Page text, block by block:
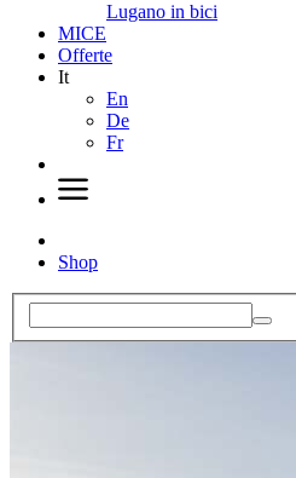
Lugano in bici
MICE
Offerte
It
En
De
Fr
Shop